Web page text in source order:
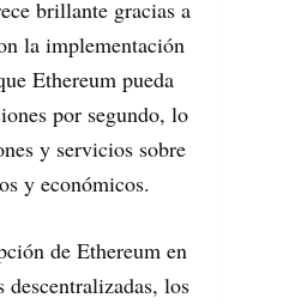
brillante gracias a
la implementación
Ethereum pueda
por segundo, lo
y servicios sobre
y económicos.
de Ethereum en
descentralizadas, los